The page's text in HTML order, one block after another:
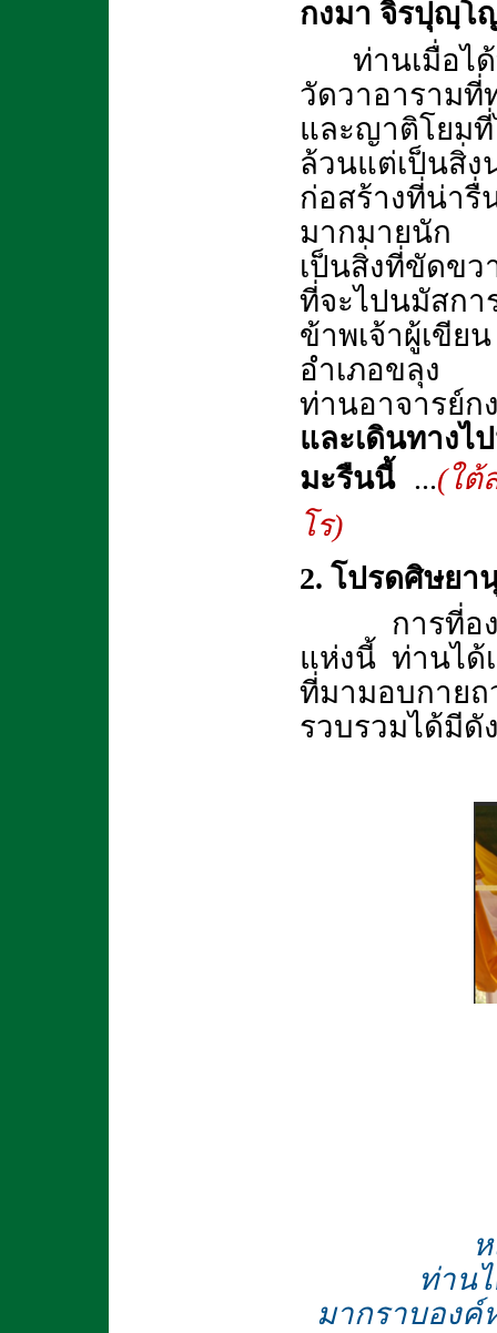
กงมา จิรปุญฺโ
ท่านเมื่อ
วัดวาอารามที่
และญาติโยม
ล้วนแต่เป็นสิ่
ก่อสร้างที่น่า
มากมายนัก
เป็นสิ่งที่ขัดขว
ที่จะไปนมัสก
ข้าพเจ้าผู้เขี
อำเภอขลุง
ท่านอาจารย์ก
และเดินทาง
มะรืนนี้...(ใต้
โร)
2. โปรดศิษยา
การที่อ
แห่งนี้ ท่านได้
ที่มามอบกาย
รวบรวมได้มีดั
ท่าน
มากราบองค์